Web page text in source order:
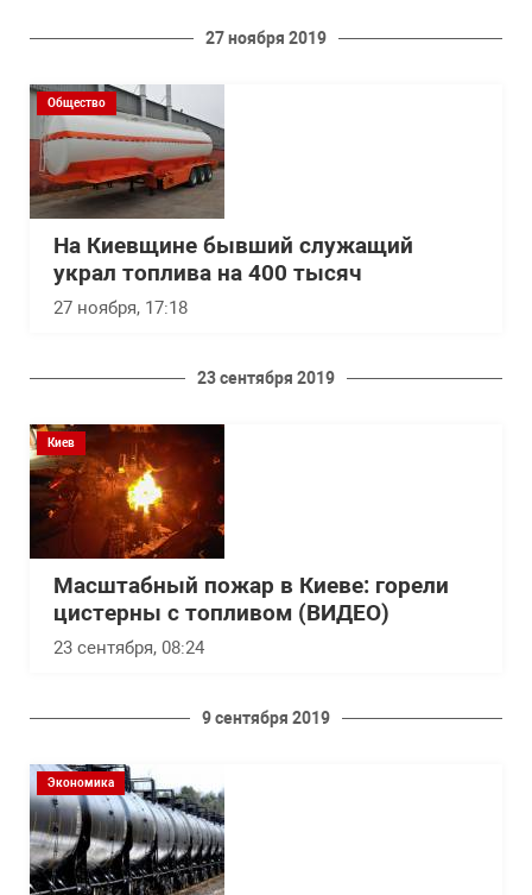
27 ноября 2019
Общество
На Киевщине бывший служащий
украл топлива на 400 тысяч
27 ноября, 17:18
23 сентября 2019
Киев
Масштабный пожар в Киеве: горели
цистерны с топливом (ВИДЕО)
23 сентября, 08:24
9 сентября 2019
Экономика